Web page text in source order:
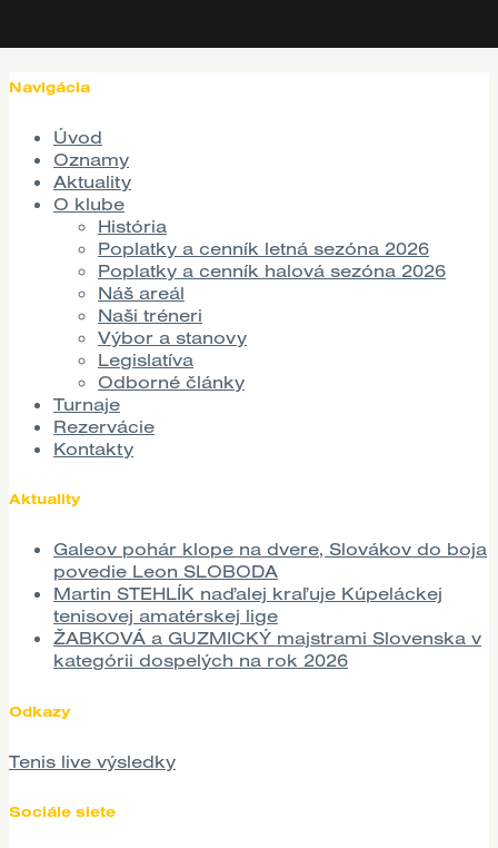
Navigácia
Úvod
Oznamy
Aktuality
O klube
História
Poplatky a cenník letná sezóna 2026
Poplatky a cenník halová sezóna 2026
Náš areál
Naši tréneri
Výbor a stanovy
Legislatíva
Odborné články
Turnaje
Rezervácie
Kontakty
Aktuality
Galeov pohár klope na dvere, Slovákov do boja
povedie Leon SLOBODA
Martin STEHLÍK naďalej kraľuje Kúpeláckej
tenisovej amatérskej lige
ŽABKOVÁ a GUZMICKÝ majstrami Slovenska v
kategórii dospelých na rok 2026
Odkazy
Tenis live výsledky
Sociále siete